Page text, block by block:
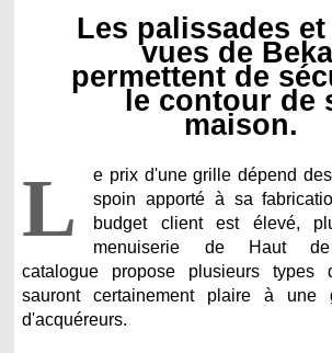
Les palissades
vues de
permettent de
le contour de
maison.
L
e prix d'une grille dépend
spoin apporté à sa
budget client est élevé,
menuiserie de Haut
catalogue propose plusieurs types
sauront certainement plaire à une
d'acquéreurs.